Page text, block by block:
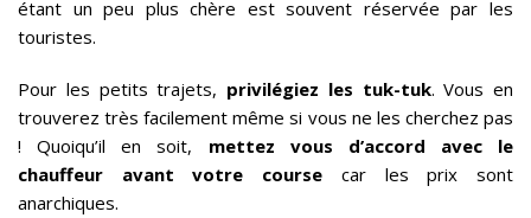
étant un peu plus chère est souvent réservée par les
touristes.
Pour les petits trajets, privilégiez les tuk-tuk. Vous en
trouverez très facilement même si vous ne les cherchez pas
! Quoiqu’il en soit, mettez vous d’accord avec le
chauffeur avant votre course car les prix sont
anarchiques.